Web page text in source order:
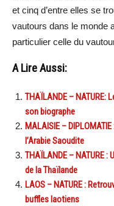
et cinq d’entre elles se
vautours dans le monde
particulier celle du
A Lire Aussi:
THAÏLANDE – NATURE:
son biographe
MALAISIE –
l’Arabie Saoudite
THAÏLANDE – NATURE :
de la Thaïlande
LAOS – NATURE :
buffles laotiens